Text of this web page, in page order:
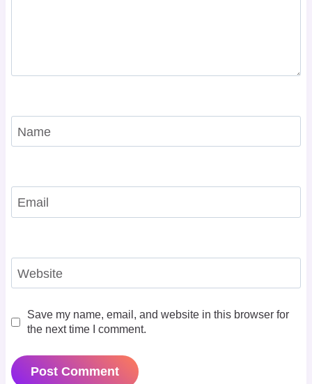
Name
Email
Website
Save my name, email, and website in this browser for
the next time I comment.